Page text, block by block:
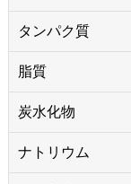
タンパク質
脂質
炭水化物
ナトリウム